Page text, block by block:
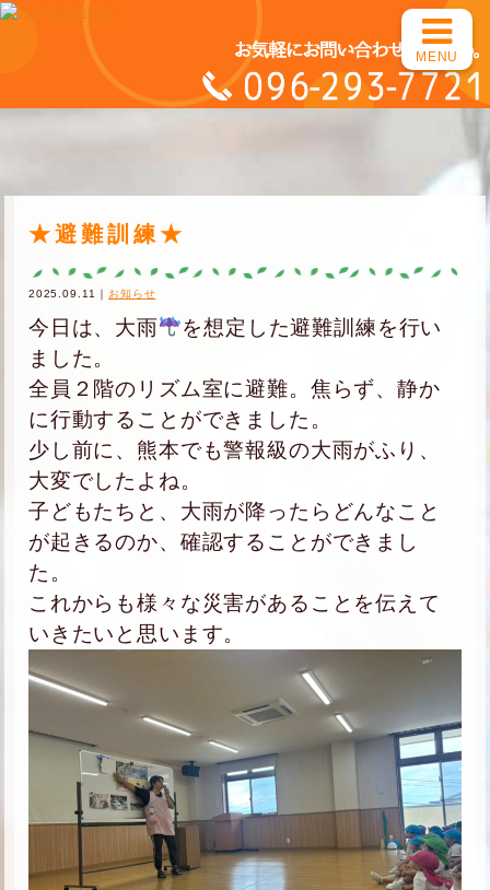
★避難訓練★
2025.09.11｜ お知らせ
今日は、大雨
を想定した避難訓練を行い
ました。
全員２階のリズム室に避難。焦らず、静か
に行動することができました。
少し前に、熊本でも警報級の大雨がふり、
大変でしたよね。
子どもたちと、大雨が降ったらどんなこと
が起きるのか、確認することができまし
た。
これからも様々な災害があることを伝えて
いきたいと思います。
MENU